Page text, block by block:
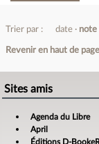
Trier par : date note
Revenir en haut de page
Sites amis
Agenda du Libre
April
Éditions D-